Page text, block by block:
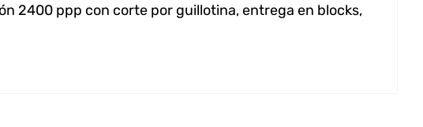
2400 ppp con corte por guillotina, entrega en blocks,